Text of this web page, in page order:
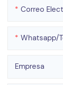
Correo
Whatsapp/
Empresa